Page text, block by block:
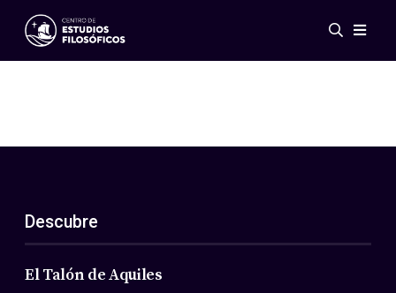
Eventos
ES
EN
Acerca de nosotros
Miembros
Descubre
El Talón de Aquiles